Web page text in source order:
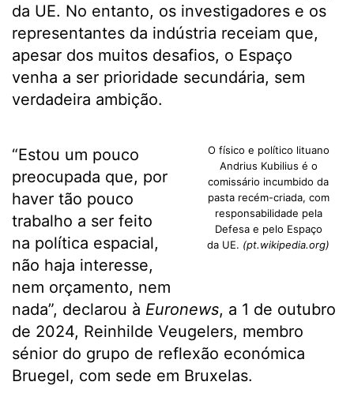
da UE. No entanto, os investigadores e os
representantes da indústria receiam que,
apesar dos muitos desafios, o Espaço
venha a ser prioridade secundária, sem
verdadeira ambição.
O físico e político lituano
Andrius Kubilius é o
comissário incumbido da
pasta recém-criada, com
responsabilidade pela
Defesa e pelo Espaço
da UE. (pt.wikipedia.org)
“Estou um pouco
preocupada que, por
haver tão pouco
trabalho a ser feito
na política espacial,
não haja interesse,
nem orçamento, nem
nada”, declarou à Euronews, a 1 de outubro
de 2024, Reinhilde Veugelers, membro
sénior do grupo de reflexão económica
Bruegel, com sede em Bruxelas.